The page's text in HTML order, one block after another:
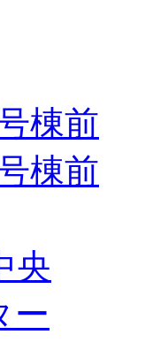
棟前
棟前
央
ー